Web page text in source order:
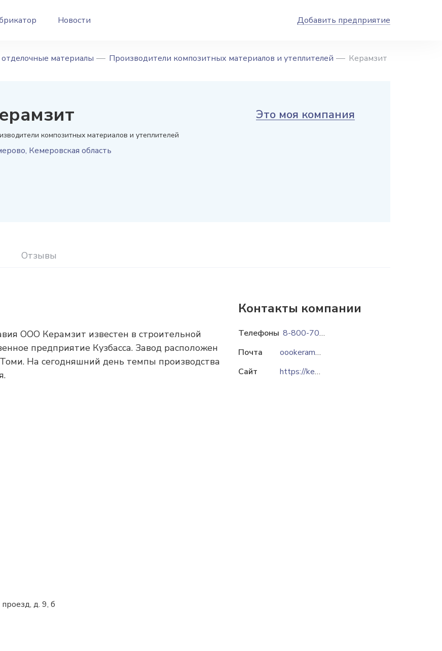
Новости Добавить предприятие
материалы Производители композитных материалов и утеплителей Керамзит
композитных материалов и утеплителей
, Кемеровская область
Это моя компания
Отзывы
ООО Керамзит известен в строительной
предприятие Кузбасса. Завод расположен
На сегодняшний день темпы производства
д. 9, б
Контакты компании
Телефоны
8-800-7007-647
Почта
oookeramzit@bk.ru
Сайт
https://keramzit42.ru